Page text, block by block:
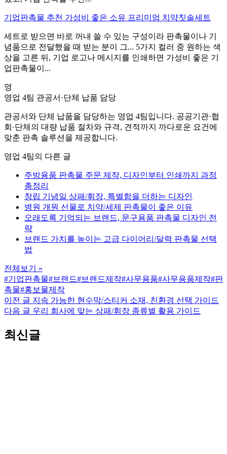
기업판촉물 추천 가성비 좋은 소유 프리미엄 치약칫솔세트
세트로 받으면 바로 꺼내 쓸 수 있는 구성이라 판촉물이나 기
념품으로 전달했을 때 받는 분이 그... 5가지 컬러 중 원하는 색
상을 고른 뒤, 기업 로고나 메시지를 인쇄하면 가성비 좋은 기
업판촉물이...
영
영업 4팀 관공서·단체 납품 담당
관공서와 단체 납품을 담당하는 영업 4팀입니다. 공공기관·협
회·단체의 대량 납품 절차와 규격, 견적까지 까다로운 요건에
맞춘 판촉 솔루션을 제공합니다.
영업 4팀의 다른 글
주방용품 판촉물 주문 제작, 디자인부터 인쇄까지 과정
총정리
창립 기념일 상패/휘장, 특별함을 더하는 디자인
병원 개원 선물로 치약/세제 판촉물이 좋은 이유
오래도록 기억되는 브랜드, 문구용품 판촉물 디자인 전
략
브랜드 가치를 높이는 고급 다이어리/달력 판촉물 선택
법
전체보기 »
#기업판촉물#브랜드#브랜드제작#사무용품#사무용품제작#판
촉물#홍보물제작
이전 글 지속 가능한 현수막/스티커 소재, 친환경 선택 가이드
다음 글 우리 회사에 맞는 상패/휘장 종류별 활용 가이드
최신글